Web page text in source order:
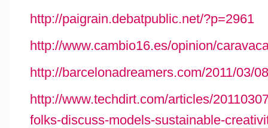
http://paigrain.debatpublic.net/?p=2961
http://www.cambio16.es/opinion/
http://barcelonadreamers.com/2011/03/
http://www.techdirt.com/articles/
folks-discuss-models-sustainable-